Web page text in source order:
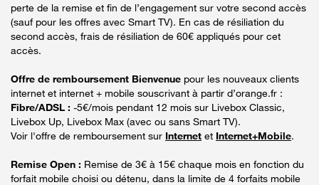
perte de la remise et fin de l’engagement sur votre second accès
(sauf pour les offres avec Smart TV). En cas de résiliation du
second accès, frais de résiliation de 60€ appliqués pour cet
accès.
Offre de remboursement Bienvenue pour les nouveaux clients
internet et internet + mobile souscrivant à partir d’orange.fr :
Fibre/ADSL : -5€/mois pendant 12 mois sur Livebox Classic,
Livebox Up, Livebox Max (avec ou sans Smart TV).
Voir l'offre de remboursement sur Internet et Internet+Mobile.
Remise Open : Remise de 3€ à 15€ chaque mois en fonction du
forfait mobile choisi ou détenu, dans la limite de 4 forfaits mobile